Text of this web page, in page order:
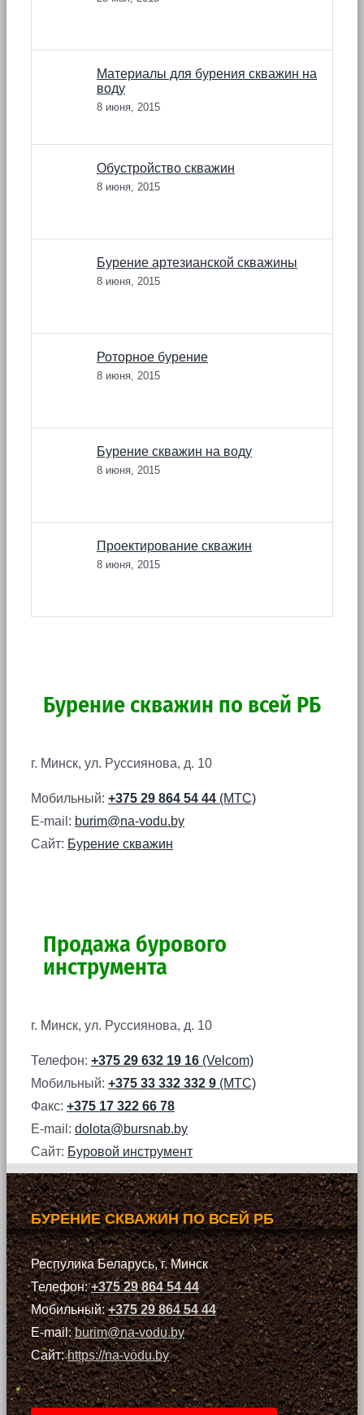
Материалы для бурения скважин на
воду
8 июня, 2015
Обустройство скважин
8 июня, 2015
Бурение артезианской скважины
8 июня, 2015
Роторное бурение
8 июня, 2015
Бурение скважин на воду
8 июня, 2015
Проектирование скважин
8 июня, 2015
Бурение скважин по всей РБ
г. Минск, ул. Руссиянова, д. 10
Мобильный: +375 29 864 54 44 (МТС)
E-mail: burim@na-vodu.by
Сайт: Бурение скважин
Продажа бурового
инструмента
г. Минск, ул. Руссиянова, д. 10
Телефон: +375 29 632 19 16 (Velcom)
Мобильный: +375 33 332 332 9 (МТС)
Факс: +375 17 322 66 78
E-mail: dolota@bursnab.by
Сайт: Буровой инструмент
БУРЕНИЕ СКВАЖИН ПО ВСЕЙ РБ
Респулика Беларусь, г. Минск
Телефон:+375 29 864 54 44
Мобильный:+375 29 864 54 44
E-mail:burim@na-vodu.by
Сайт:https://na-vodu.by